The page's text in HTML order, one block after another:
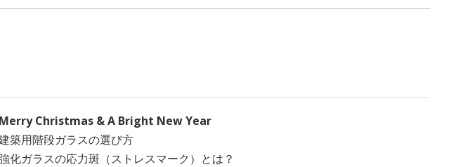
Merry Christmas & A Bright New Year
築用階段ガラスの選び方
化ガラスの応力斑（ストレスマーク）とは？